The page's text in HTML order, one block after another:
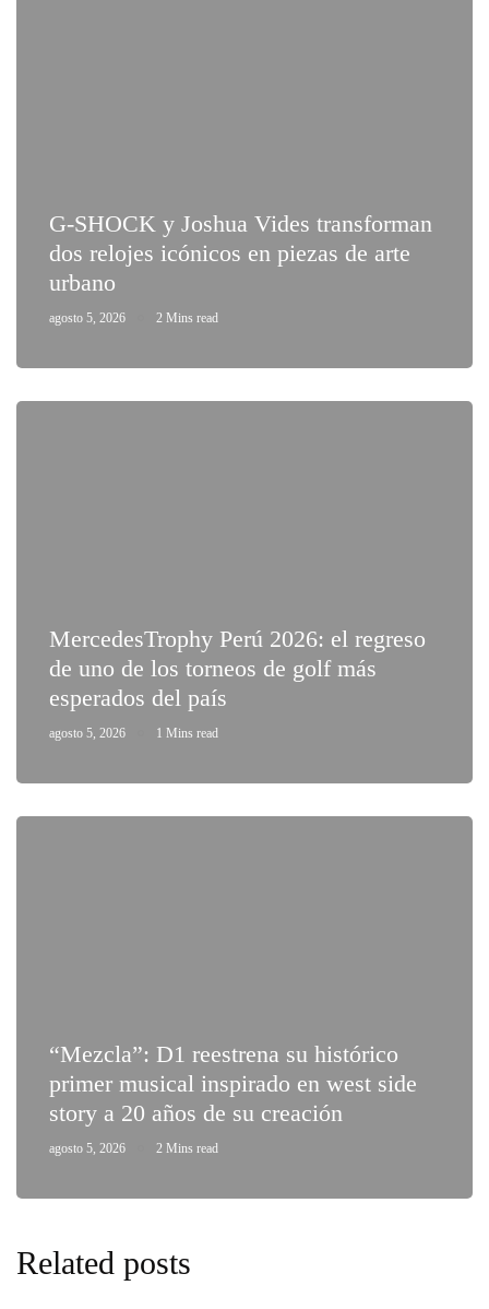
G-SHOCK y Joshua Vides transforman
dos relojes icónicos en piezas de arte
urbano
agosto 5, 2026 2 Mins read
MercedesTrophy Perú 2026: el regreso
de uno de los torneos de golf más
esperados del país
agosto 5, 2026 1 Mins read
“Mezcla”: D1 reestrena su histórico
primer musical inspirado en west side
story a 20 años de su creación
agosto 5, 2026 2 Mins read
Related posts